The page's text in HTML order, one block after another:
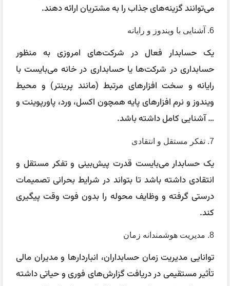
می‌توانند گزینه‌های جذاب را به مشتریان ارائه دهند.
6. آشنایی با ویندوز و رایانه
یک حسابدار فعال در شرکت‌های امروزی به منظور
حسابداری در شرکت‌ها یا حسابداری در خانه می‌بایست با
رایانه و سخت افزارهای مرتبط (مانند پرینتر) و محیط
ویندوز و نرم افزارهای پایه همچون اکسل، ورد، پاورپوینت و
… آشنایی کامل داشته باشد.
7. تفکر مستقل و انتقادی
یک حسابدار می‌بایست قدرت پیش‌بینی و تفکر مستقل و
انتقادی داشته باشد تا بتواند در شرایط بحرانی تصمیمات
درستی گرفته و وظایف محوله را بدون فوت وقت پیگیری
کند.
8. مدیریت هوشمندانه زمان
توانایی مدیریت زمان حسابداران، انباردارها و مدیران مالی
تأثیر مستقیمی در دریافت گزارش‌های فوری و حیاتی داشته